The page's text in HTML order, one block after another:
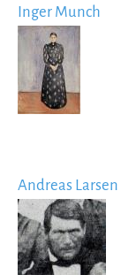
Inger Munch
Image
Andreas
Image